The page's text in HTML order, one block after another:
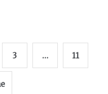
3 … 11